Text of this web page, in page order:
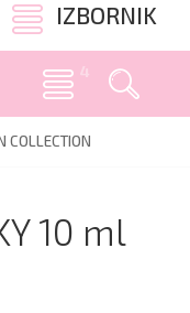
IZBORNIK
COLLECTION
10 ml